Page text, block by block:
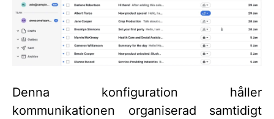
Denna konfiguration håller
kommunikationen organiserad samtidigt